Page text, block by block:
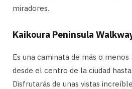
miradores.
Kaikoura Peninsula
Es una caminata de más o
desde el centro de la ciudad
Disfrutarás de unas vistas